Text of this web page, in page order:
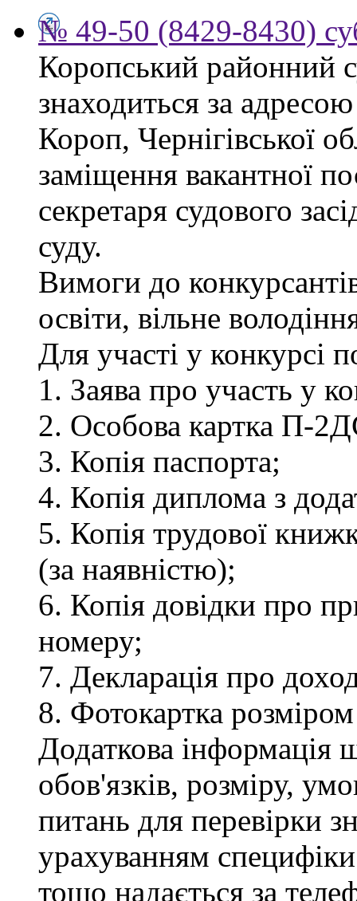
№ 49-50 (8429-8430)
Коропський районний
знаходиться за
Короп, Чернігівської
заміщення вакантної
секретаря судового
суду.
Вимоги до
освіти, вільне
Для участі у конкурсі
1. Заява про участь у
2. Особова картка П-
3. Копія паспорта;
4. Копія диплома з
5. Копія трудової
(за наявністю);
6. Копія довідки про
номеру;
7. Декларація про
8. Фотокартка
Додаткова інформація
обов'язків, розміру,
питань для перевірки
урахуванням
тощо надається за